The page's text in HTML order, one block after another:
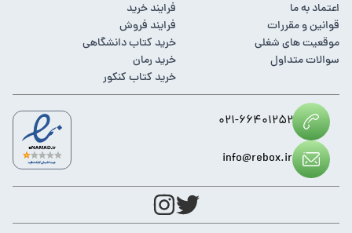
اعتماد به ما
قوانین و مقررات
موقعیت های شغلی
سوالات متداول
فرایند خرید
فرایند فروش
خرید کتاب دانشگاهی
خرید رمان
خرید کتاب کنکور
۰۲۱-۶۶۴۰۱۲۵۲
info@rebox.ir